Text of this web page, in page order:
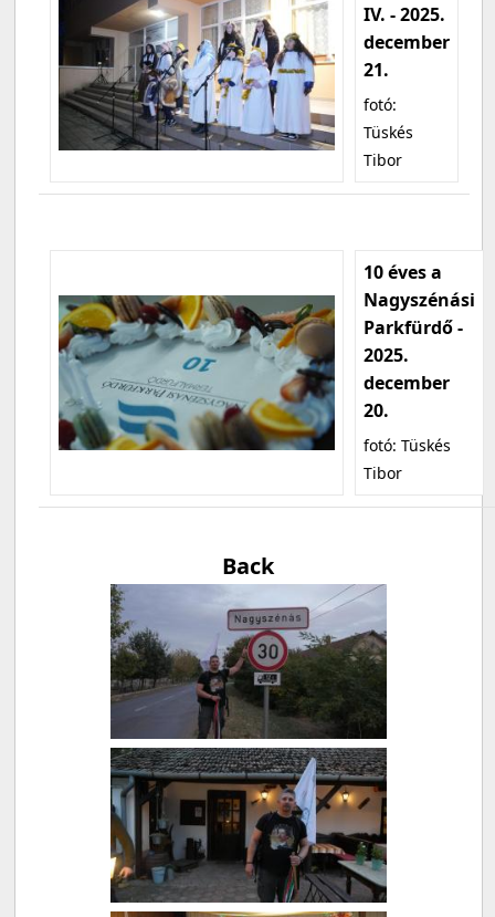
IV. - 2025.
december
21.
fotó:
Tüskés
Tibor
10 éves a
Nagyszénási
Parkfürdő -
2025.
december
20.
fotó: Tüskés
Tibor
Back